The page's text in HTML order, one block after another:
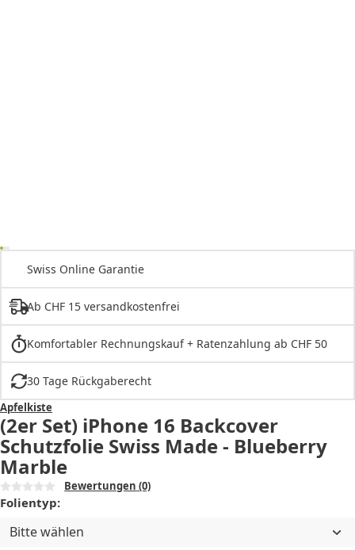
Swiss Online Garantie
Ab CHF 15 versandkostenfrei
Komfortabler Rechnungskauf + Ratenzahlung ab CHF 50
30 Tage Rückgaberecht
Apfelkiste
(2er Set) iPhone 16 Backcover
Schutzfolie Swiss Made - Blueberry
Marble
Bewertungen (0)
Folientyp:
Bitte wählen